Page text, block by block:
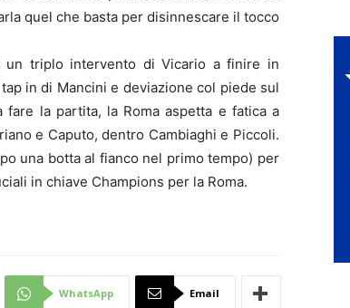
quel che basta per disinnescare il tocco
un triplo intervento di Vicario a finire in
in di Mancini e deviazione col piede sul
fare la partita, la Roma aspetta e fatica a
e Caputo, dentro Cambiaghi e Piccoli.
una botta al fianco nel primo tempo) per
in chiave Champions per la Roma.
WhatsApp Email